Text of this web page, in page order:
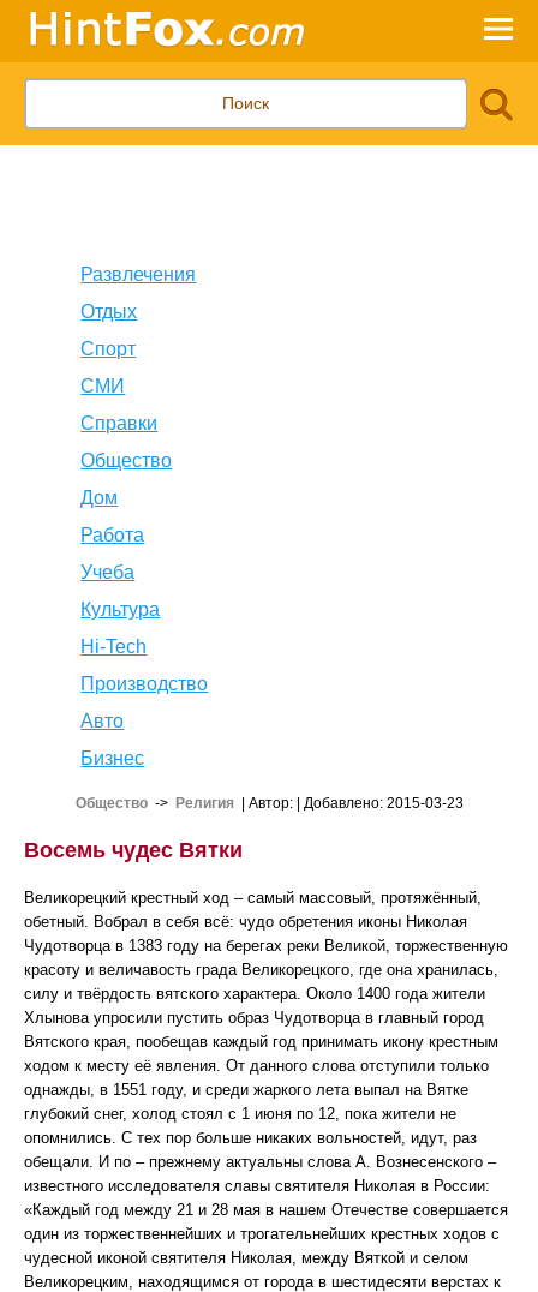
Развлечения
Отдых
Спорт
СМИ
Справки
Общество
Дом
Работа
Учеба
Культура
Hi-Tech
Производство
Авто
Бизнес
Общество-> Религия | Автор: | Добавлено: 2015-03-23
Восемь чудес Вятки
Великорецкий крестный ход – самый массовый, протяжённый,
обетный. Вобрал в себя всё: чудо обретения иконы Николая
Чудотворца в 1383 году на берегах реки Великой, торжественную
красоту и величавость града Великорецкого, где она хранилась,
силу и твёрдость вятского характера. Около 1400 года жители
Хлынова упросили пустить образ Чудотворца в главный город
Вятского края, пообещав каждый год принимать икону крестным
ходом к месту её явления. От данного слова отступили только
однажды, в 1551 году, и среди жаркого лета выпал на Вятке
глубокий снег, холод стоял с 1 июня по 12, пока жители не
опомнились. С тех пор больше никаких вольностей, идут, раз
обещали. И по – прежнему актуальны слова А. Вознесенского –
известного исследователя славы святителя Николая в России:
«Каждый год между 21 и 28 мая в нашем Отечестве совершается
один из торжественнейших и трогательнейших крестных ходов с
чудесной иконой святителя Николая, между Вяткой и селом
Великорецким, находящимся от города в шестидесяти верстах к